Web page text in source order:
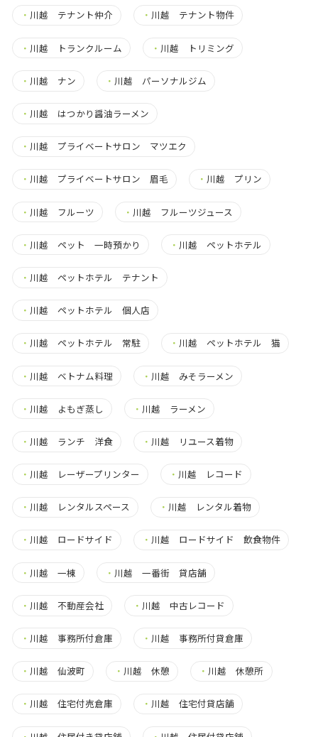
・ 川越 テナント仲介 ・ 川越 テナント物件
・ 川越 トランクルーム ・ 川越 トリミング
・ 川越 ナン ・ 川越 パーソナルジム
・ 川越 はつかり醤油ラーメン
・ 川越 プライベートサロン マツエク
・ 川越 プライベートサロン 眉毛 ・ 川越 プリン
・ 川越 フルーツ ・ 川越 フルーツジュース
・ 川越 ペット 一時預かり ・ 川越 ペットホテル
・ 川越 ペットホテル テナント
・ 川越 ペットホテル 個人店
・ 川越 ペットホテル 常駐 ・ 川越 ペットホテル 猫
・ 川越 ベトナム料理 ・ 川越 みそラーメン
・ 川越 よもぎ蒸し ・ 川越 ラーメン
・ 川越 ランチ 洋食 ・ 川越 リユース着物
・ 川越 レーザープリンター ・ 川越 レコード
・ 川越 レンタルスペース ・ 川越 レンタル着物
・ 川越 ロードサイド ・ 川越 ロードサイド 飲食物件
・ 川越 一棟 ・ 川越 一番街 貸店舗
・ 川越 不動産会社 ・ 川越 中古レコード
・ 川越 事務所付倉庫 ・ 川越 事務所付貸倉庫
・ 川越 仙波町 ・ 川越 休憩 ・ 川越 休憩所
・ 川越 住宅付売倉庫 ・ 川越 住宅付貸店舗